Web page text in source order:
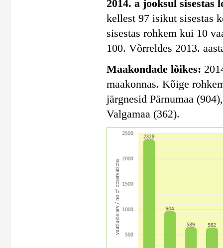
2014. a jooksul sisestas
kellest 97 isikut sisestas
sisestas rohkem kui 10
100. Võrreldes 2013.
Maakondade lõikes:
maakonnas. Kõige
järgnesid Pärnumaa
Valgamaa (362).